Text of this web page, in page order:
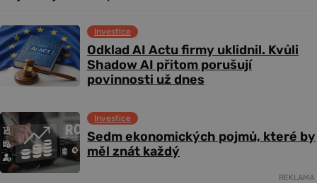
Odklad AI Actu firmy uklidnil. Kvůli
Shadow AI přitom porušují
povinnosti už dnes
Investice
Sedm ekonomických pojmů, které by
měl znát každý
Investice
REKLAMA